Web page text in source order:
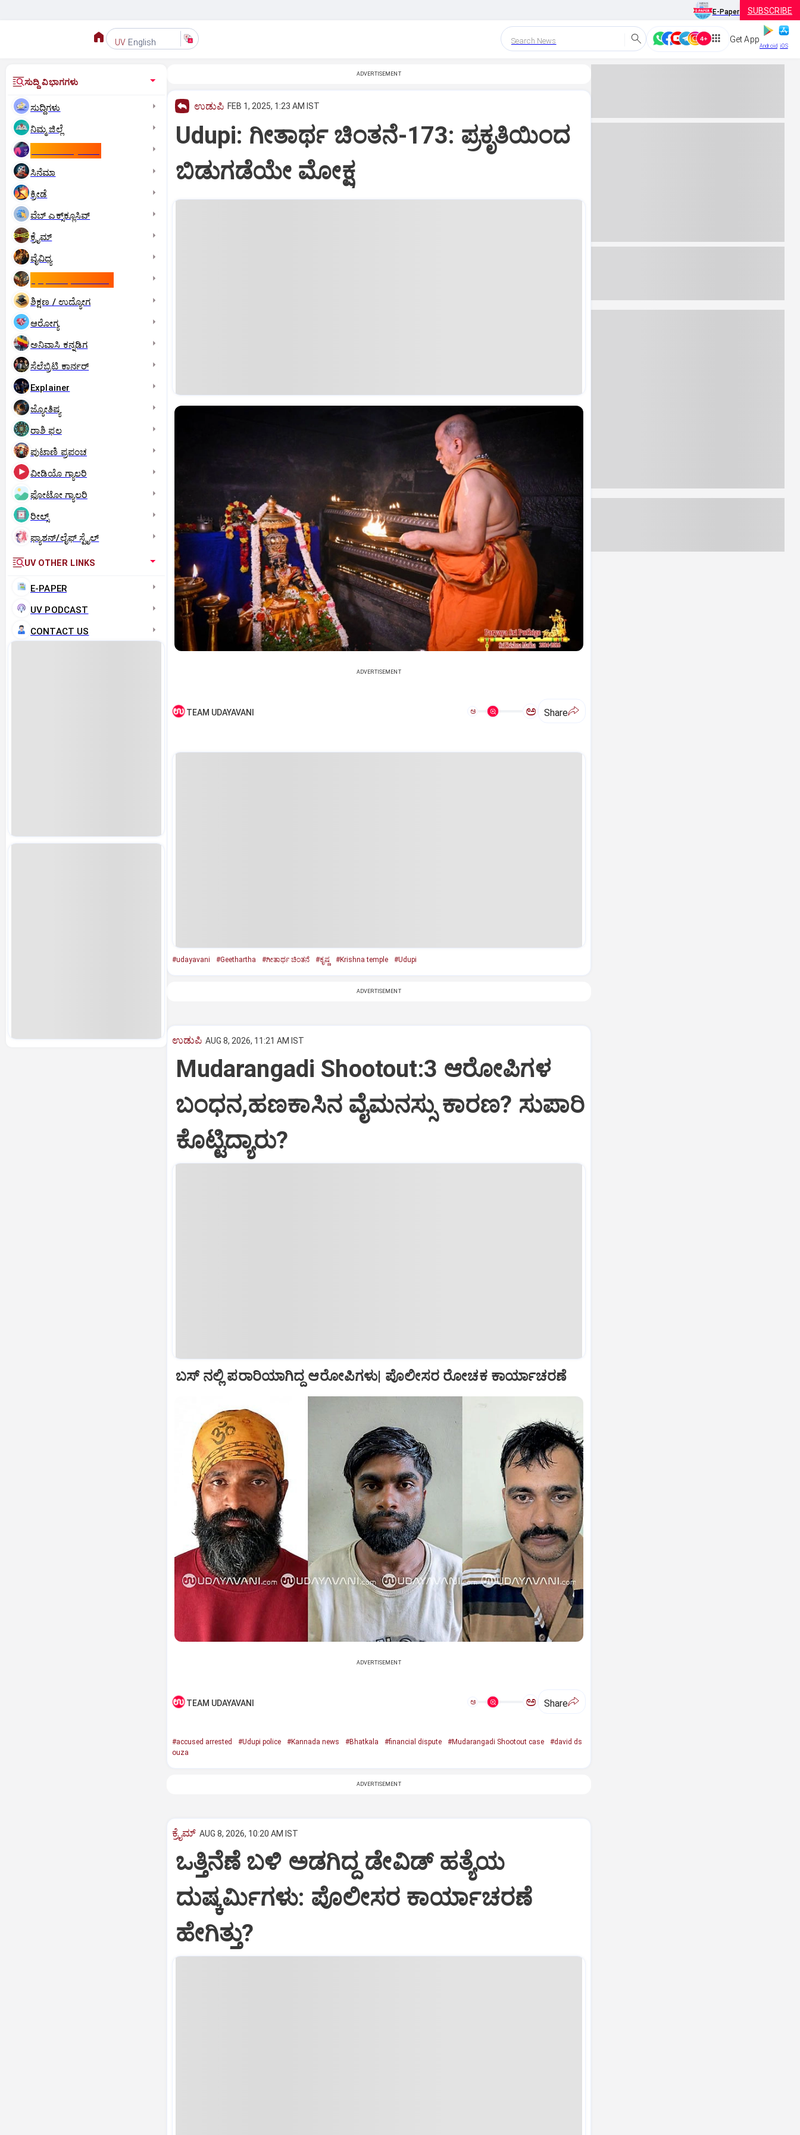
E-Paper SUBSCRIBE
UV English Search News Get App
Android iOS
ಸುದ್ದಿ ವಿಭಾಗಗಳು
ಸುದ್ದಿಗಳು
ನಿಮ್ಮ ಜಿಲ್ಲೆ
ಸಿನೆಮಾ
ಕ್ರೀಡೆ
ವೆಬ್ ಎಕ್ಸ್‌ಕ್ಲೂಸಿವ್
ಕ್ರೈಮ್
ವೈವಿಧ್ಯ
ಶಿಕ್ಷಣ / ಉದ್ಯೋಗ
ಆರೋಗ್ಯ
ಅನಿವಾಸಿ ಕನ್ನಡಿಗ
ಸೆಲೆಬ್ರಿಟಿ ಕಾರ್ನರ್‌
Explainer
ಜ್ಯೋತಿಷ್ಯ
ರಾಶಿ ಫಲ
ಪುಟಾಣಿ ಪ್ರಪಂಚ
ವೀಡಿಯೊ ಗ್ಯಾಲರಿ
ಫೋಟೋ ಗ್ಯಾಲರಿ
ರೀಲ್ಸ್
ಫ್ಯಾಶನ್/ಲೈಫ್‌ ಸ್ಟೈಲ್
UV OTHER LINKS
E-PAPER
UV PODCAST
CONTACT US
ADVERTISEMENT
ಉಡುಪಿ FEB 1, 2025, 1:23 AM IST
Udupi: ಗೀತಾರ್ಥ ಚಿಂತನೆ-173: ಪ್ರಕೃತಿಯಿಂದ
ಬಿಡುಗಡೆಯೇ ಮೋಕ್ಷ
ADVERTISEMENT
TEAM UDAYAVANI ಅ ಅ Share
#udayavani #Geethartha #ಗೀತಾರ್ಥ ಚಿಂತನೆ #ಕೃಷ್ಣ #Krishna temple #Udupi
ADVERTISEMENT
ಉಡುಪಿ AUG 8, 2026, 11:21 AM IST
Mudarangadi Shootout:‌3 ಆರೋಪಿಗಳ
ಬಂಧನ,ಹಣಕಾಸಿನ ವೈಮನಸ್ಸು ಕಾರಣ? ಸುಪಾರಿ
ಕೊಟ್ಟಿದ್ಯಾರು?
ಬಸ್‌ ನಲ್ಲಿ ಪರಾರಿಯಾಗಿದ್ದ ಆರೋಪಿಗಳು| ಪೊಲೀಸರ ರೋಚಕ ಕಾರ್ಯಾಚರಣೆ
ADVERTISEMENT
TEAM UDAYAVANI ಅ ಅ Share
#accused arrested #Udupi police #Kannada news #Bhatkala #financial dispute #Mudarangadi Shootout case
#david ds
ouza
ADVERTISEMENT
ಕ್ರೈಮ್ AUG 8, 2026, 10:20 AM IST
ಒತ್ತಿನೆಣೆ ಬಳಿ ಅಡಗಿದ್ದ ಡೇವಿಡ್‌ ಹತ್ಯೆಯ
ದುಷ್ಕರ್ಮಿಗಳು: ಪೊಲೀಸರ ಕಾರ್ಯಾಚರಣೆ
ಹೇಗಿತ್ತು?